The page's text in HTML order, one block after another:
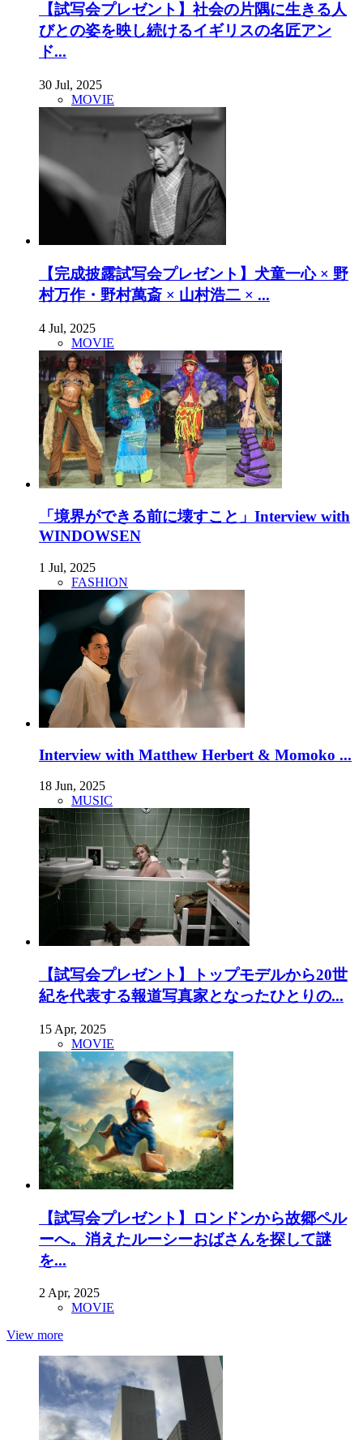
【試写会プレゼント】社会の片隅に生きる人
びとの姿を映し続けるイギリスの名匠アン
ド...
30 Jul, 2025
MOVIE
【完成披露試写会プレゼント】犬童一心 × 野
村万作・野村萬斎 × 山村浩二 × ...
4 Jul, 2025
MOVIE
「境界ができる前に壊すこと」Interview with
WINDOWSEN
1 Jul, 2025
FASHION
Interview with Matthew Herbert & Momoko ...
18 Jun, 2025
MUSIC
【試写会プレゼント】トップモデルから20世
紀を代表する報道写真家となったひとりの...
15 Apr, 2025
MOVIE
【試写会プレゼント】ロンドンから故郷ペル
ーへ。消えたルーシーおばさんを探して謎
を...
2 Apr, 2025
MOVIE
View more